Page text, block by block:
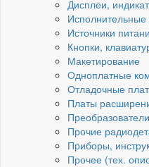
Дисплеи,
Источники
Кнопки,
Макетирование
Одноплатные
Отладочные
Платы
Прочие
Приборы,
Прочее (тех.